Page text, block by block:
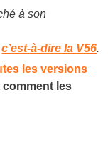
à son
c’est-à-dire la V56.
les versions
comment les